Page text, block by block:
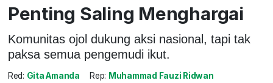
Penting Saling Menghargai
Komunitas ojol dukung aksi nasional, tapi tak
paksa semua pengemudi ikut.
Red: Gita Amanda Rep: Muhammad Fauzi Ridwan